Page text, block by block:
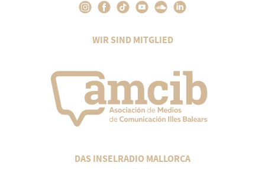
WIR SIND MITGLIED
DAS INSELRADIO MALLORCA